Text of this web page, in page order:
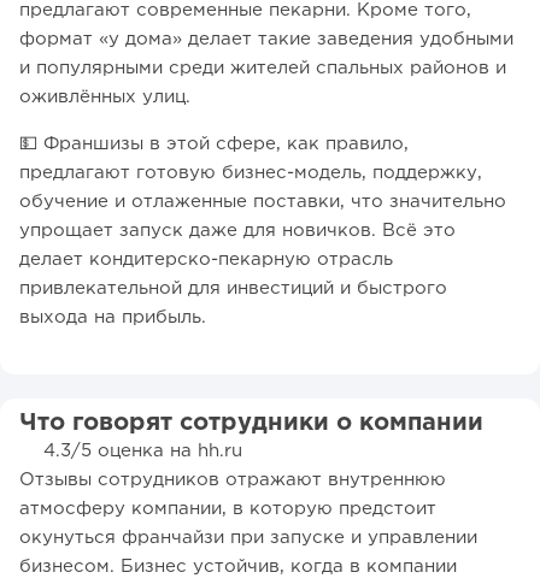
предлагают современные пекарни. Кроме того,
формат «у дома» делает такие заведения удобными
и популярными среди жителей спальных районов и
оживлённых улиц.
💵 Франшизы в этой сфере, как правило,
предлагают готовую бизнес-модель, поддержку,
обучение и отлаженные поставки, что значительно
упрощает запуск даже для новичков. Всё это
делает кондитерско-пекарную отрасль
привлекательной для инвестиций и быстрого
выхода на прибыль.
Что говорят сотрудники о компании
4.3/5 оценка на hh.ru
Отзывы сотрудников отражают внутреннюю
атмосферу компании, в которую предстоит
окунуться франчайзи при запуске и управлении
бизнесом. Бизнес устойчив, когда в компании